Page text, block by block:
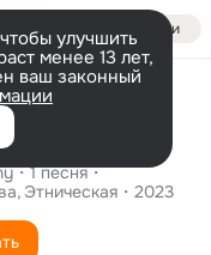
Войти
улучшить
менее 13 лет,
ваш законный
for Love
1песня
Этническая 2023